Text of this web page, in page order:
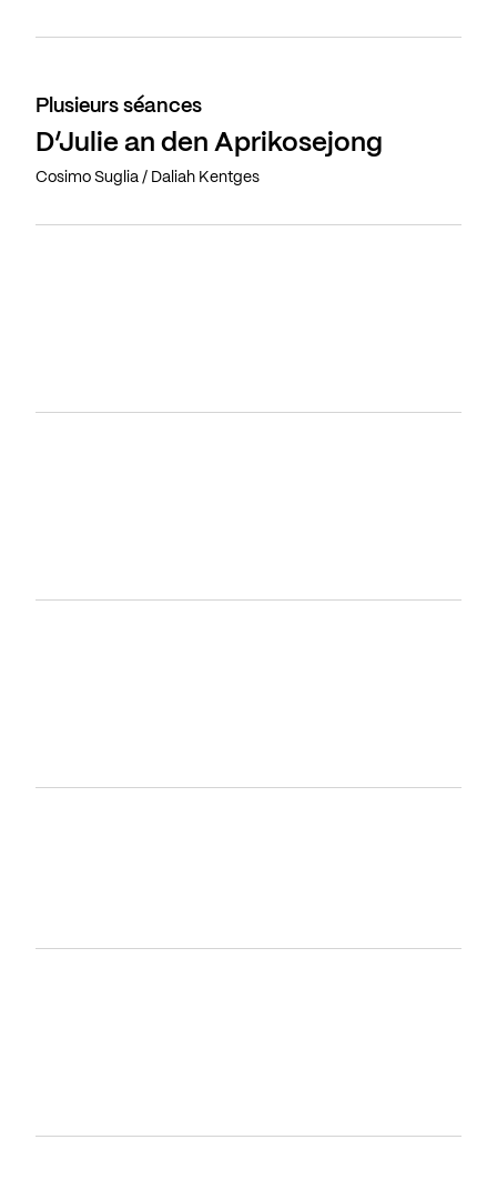
Plusieurs séances
D’Julie an den Aprikosejong
Cosimo Suglia / Daliah Kentges